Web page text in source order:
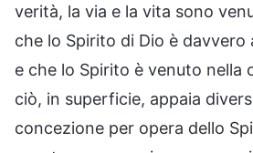
verità, la via e la vita sono
che lo Spirito di Dio è davvero
e che lo Spirito è venuto nella
ciò, in superficie, appaia
concezione per opera dello